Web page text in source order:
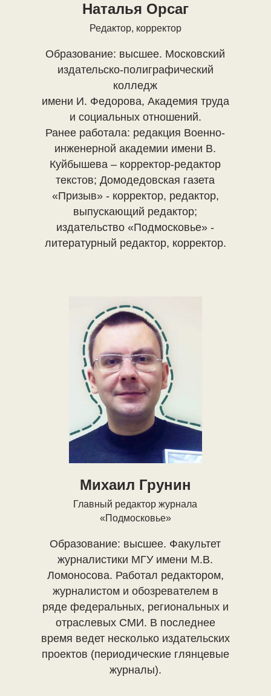
Наталья Орсаг
Редактор, корректор
Образование: высшее. Московский
издательско-полиграфический
колледж
имени И. Федорова, Академия труда
и социальных отношений.
Ранее работала: редакция Военно-
инженерной академии имени В.
Куйбышева – корректор-редактор
текстов; Домодедовская газета
«Призыв» - корректор, редактор,
выпускающий редактор;
издательство «Подмосковье» -
литературный редактор, корректор.
Михаил Грунин
Главный редактор журнала
«Подмосковье»
Образование: высшее. Факультет
журналистики МГУ имени М.В.
Ломоносова. Работал редактором,
журналистом и обозревателем в
ряде федеральных, региональных и
отраслевых СМИ. В последнее
время ведет несколько издательских
проектов (периодические глянцевые
журналы).